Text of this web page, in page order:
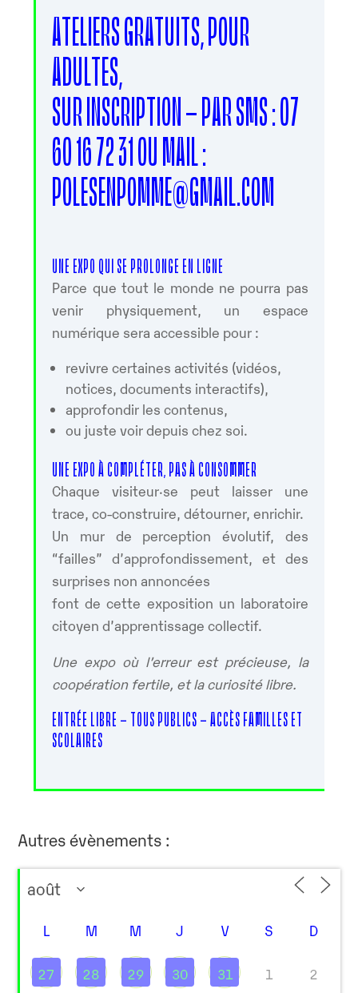
ATELIERS GRATUITS, POUR
ADULTES,
SUR INSCRIPTION – PAR SMS : 07
60 16 72 31 OU MAIL :
POLESENPOMME@GMAIL.COM
UNE EXPO QUI SE PROLONGE EN LIGNE
Parce que tout le monde ne pourra pas
venir physiquement, un espace
numérique sera accessible pour :
revivre certaines activités (vidéos,
notices, documents interactifs),
approfondir les contenus,
ou juste voir depuis chez soi.
UNE EXPO À COMPLÉTER, PAS À CONSOMMER
Chaque visiteur·se peut laisser une
trace, co-construire, détourner, enrichir.
Un mur de perception évolutif, des
“failles” d’approfondissement, et des
surprises non annoncées
font de cette exposition un laboratoire
citoyen d’apprentissage collectif.
Une expo où l’erreur est précieuse, la
coopération fertile, et la curiosité libre.
ENTRÉE LIBRE – TOUS PUBLICS – ACCÈS FAMILLES ET
SCOLAIRES
Autres évènements :
L M M J V S D
27 28 29 30 31 1 2